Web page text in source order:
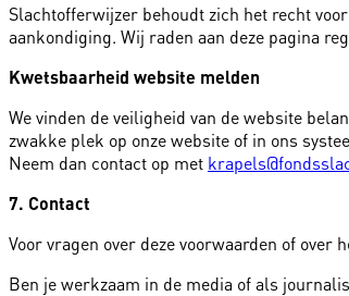
Slachtofferwijzer behoudt zich het recht
aankondiging. Wij raden aan deze pagina
Kwetsbaarheid website melden
We vinden de veiligheid van de website
zwakke plek op onze website of in ons
Neem dan contact op met
7. Contact
Voor vragen over deze voorwaarden of
Ben je werkzaam in de media of als